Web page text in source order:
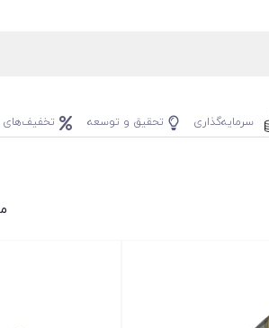
سرمایه‌گذاری تحقیق و توسعه تخفیف‌های